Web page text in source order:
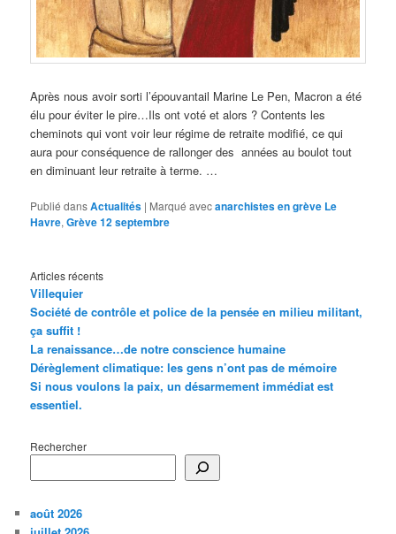
Après nous avoir sorti l’épouvantail Marine Le Pen, Macron a été
élu pour éviter le pire…Ils ont voté et alors ? Contents les
cheminots qui vont voir leur régime de retraite modifié, ce qui
aura pour conséquence de rallonger des années au boulot tout
en diminuant leur retraite à terme. …
Publié dansActualités | Marqué avecanarchistes en grève Le
Havre,Grève 12 septembre
Articles récents
Villequier
Société de contrôle et police de la pensée en milieu militant,
ça suffit !
La renaissance…de notre conscience humaine
Dérèglement climatique: les gens n’ont pas de mémoire
Si nous voulons la paix, un désarmement immédiat est
essentiel.
Rechercher
août 2026